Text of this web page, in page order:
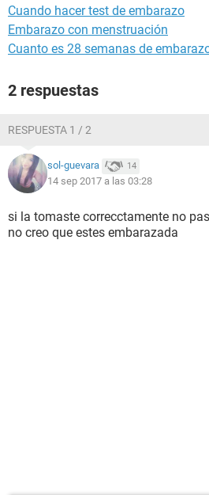
Cuando hacer test de embarazo
Embarazo con menstruación
Cuanto es 28 semanas de
2 respuestas
RESPUESTA 1 / 2
sol-guevara 14
14 sep 2017 a las 03:28
si la tomaste correcctamente no
no creo que estes embarazada